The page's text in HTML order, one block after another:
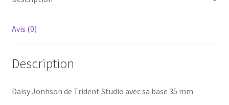
Avis (0)
Description
Daisy Jonhson de Trident Studio avec sa base 35 mm